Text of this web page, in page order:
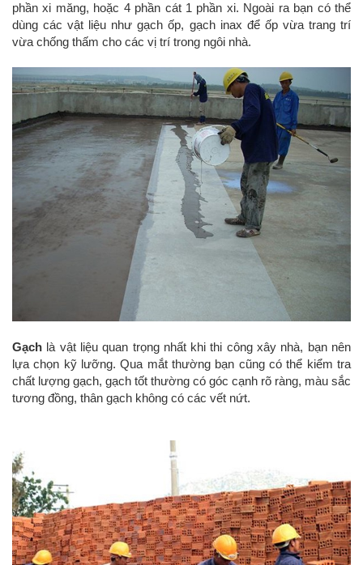
phần xi măng, hoặc 4 phần cát 1 phần xi. Ngoài ra bạn có thể
dùng các vật liệu như gạch ốp, gạch inax để ốp vừa trang trí
vừa chống thấm cho các vị trí trong ngôi nhà.
Gạch là vật liệu quan trọng nhất khi thi công xây nhà, bạn nên
lựa chọn kỹ lưỡng. Qua mắt thường bạn cũng có thể kiểm tra
chất lượng gạch, gạch tốt thường có góc cạnh rõ ràng, màu sắc
tương đồng, thân gạch không có các vết nứt.